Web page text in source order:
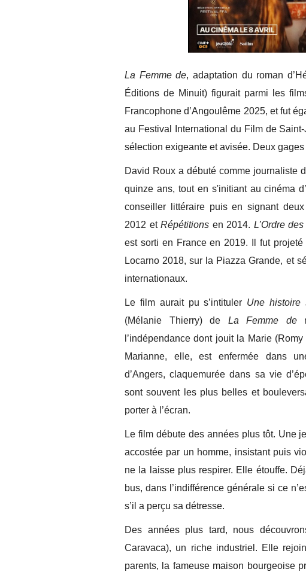
La Femme de, adaptation du roman
Éditions de Minuit) figurait parmi les
Francophone d’Angoulême 2025, et fut
au Festival International du Film de
sélection exigeante et avisée. Deux
David Roux a débuté comme journaliste
quinze ans, tout en s'initiant au cinéma
conseiller littéraire puis en signant
2012 et Répétitions en 2014. L’Ordre
est sorti en France en 2019. Il fut
Locarno 2018, sur la Piazza Grande, et
internationaux.
Le film aurait pu s’intituler Une histoire
(Mélanie Thierry) de La Femme de
l’indépendance dont jouit la Marie
Marianne, elle, est enfermée dans
d’Angers, claquemurée dans sa vie
sont souvent les plus belles et
porter à l’écran.
Le film débute des années plus tôt. Une
accostée par un homme, insistant puis
ne la laisse plus respirer. Elle étouffe.
bus, dans l’indifférence générale si ce
s’il a perçu sa détresse.
Des années plus tard, nous
Caravaca), un riche industriel. Elle
parents, la fameuse maison bourgeoise